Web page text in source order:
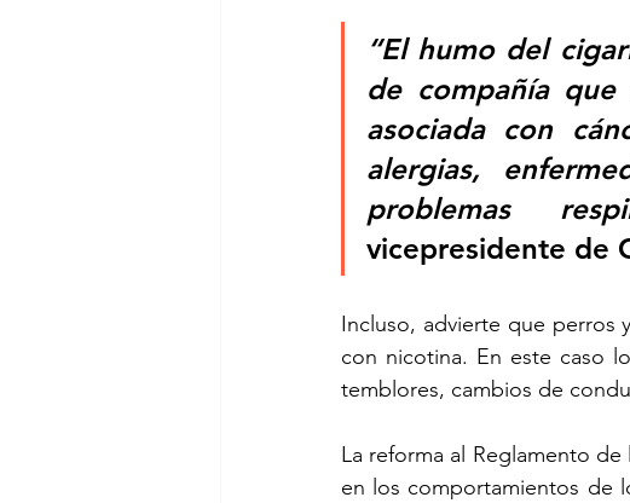
“El humo del
de compañía que
asociada con
alergias,
problemas
vicepresidente de
Incluso, advierte que perros
con nicotina. En este caso
temblores, cambios de
La reforma al Reglamento
en los comportamientos de